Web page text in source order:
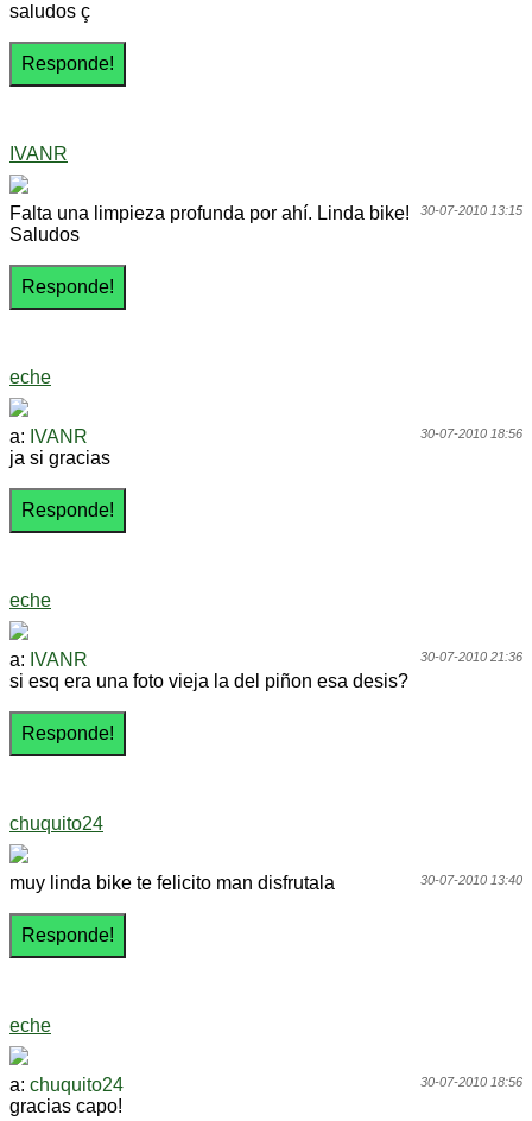
saludos ç
IVANR
30-07-2010 13:15
Falta una limpieza profunda por ahí. Linda bike!
Saludos
eche
30-07-2010 18:56
a: IVANR
ja si gracias
eche
30-07-2010 21:36
a: IVANR
si esq era una foto vieja la del piñon esa desis?
chuquito24
30-07-2010 13:40
muy linda bike te felicito man disfrutala
eche
30-07-2010 18:56
a: chuquito24
gracias capo!